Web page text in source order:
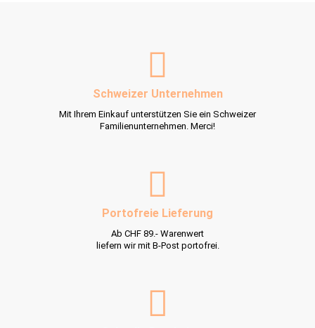
Schweizer Unternehmen
Mit Ihrem Einkauf unterstützen Sie ein Schweizer
Familienunternehmen. Merci!
Portofreie Lieferung
Ab CHF 89.- Warenwert
liefern wir mit B-Post portofrei.